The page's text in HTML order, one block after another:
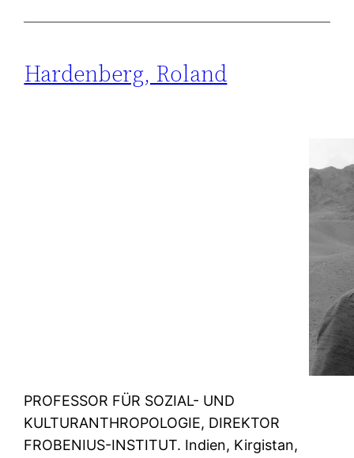
Hardenberg, Roland
PROFESSOR FÜR SOZIAL- UND
KULTURANTHROPOLOGIE, DIREKTOR
FROBENIUS-INSTITUT. Indien, Kirgistan,